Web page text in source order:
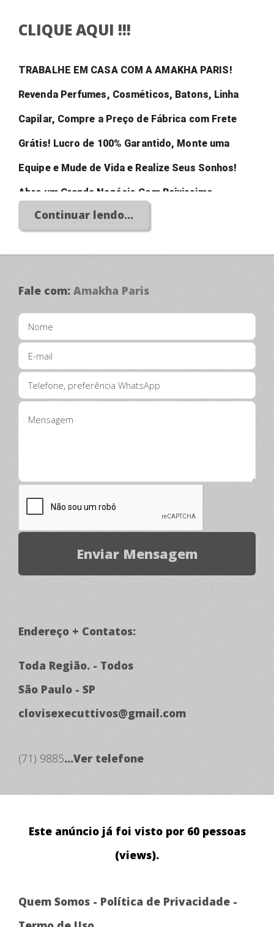
CLIQUE AQUI !!!
TRABALHE EM CASA COM A AMAKHA PARIS!
Revenda Perfumes, Cosméticos, Batons, Linha
Capilar, Compre a Preço de Fábrica com Frete
Grátis! Lucro de 100% Garantido, Monte uma
Equipe e Mude de Vida e Realize Seus Sonhos!
Abra um Grande Negócio Com Baixissimo
Investimento!
Continuar lendo...
Fale com: Amakha Paris
Endereço + Contatos:
Toda Região. - Todos
São Paulo - SP
clovisexecuttivos@gmail.com
(71) 9885...Ver telefone
Este anúncio já foi visto por 60 pessoas
(views).
Quem Somos - Política de Privacidade -